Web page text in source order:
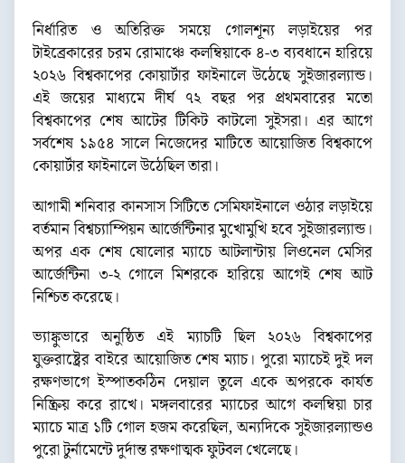
নির্ধারিত ও অতিরিক্ত সময়ে গোলশূন্য লড়াইয়ের পর
টাইব্রেকারের চরম রোমাঞ্চে কলম্বিয়াকে ৪-৩ ব্যবধানে হারিয়ে
২০২৬ বিশ্বকাপের কোয়ার্টার ফাইনালে উঠেছে সুইজারল্যান্ড।
এই জয়ের মাধ্যমে দীর্ঘ ৭২ বছর পর প্রথমবারের মতো
বিশ্বকাপের শেষ আটের টিকিট কাটলো সুইসরা। এর আগে
সর্বশেষ ১৯৫৪ সালে নিজেদের মাটিতে আয়োজিত বিশ্বকাপে
কোয়ার্টার ফাইনালে উঠেছিল তারা।
আগামী শনিবার কানসাস সিটিতে সেমিফাইনালে ওঠার লড়াইয়ে
বর্তমান বিশ্বচ্যাম্পিয়ন আর্জেন্টিনার মুখোমুখি হবে সুইজারল্যান্ড।
অপর এক শেষ ষোলোর ম্যাচে আটলান্টায় লিওনেল মেসির
আর্জেন্টিনা ৩-২ গোলে মিশরকে হারিয়ে আগেই শেষ আট
নিশ্চিত করেছে।
ভ্যাঙ্কুভারে অনুষ্ঠিত এই ম্যাচটি ছিল ২০২৬ বিশ্বকাপের
যুক্তরাষ্ট্রের বাইরে আয়োজিত শেষ ম্যাচ। পুরো ম্যাচেই দুই দল
রক্ষণভাগে ইস্পাতকঠিন দেয়াল তুলে একে অপরকে কার্যত
নিষ্ক্রিয় করে রাখে। মঙ্গলবারের ম্যাচের আগে কলম্বিয়া চার
ম্যাচে মাত্র ১টি গোল হজম করেছিল, অন্যদিকে সুইজারল্যান্ডও
পুরো টুর্নামেন্টে দুর্দান্ত রক্ষণাত্মক ফুটবল খেলেছে।